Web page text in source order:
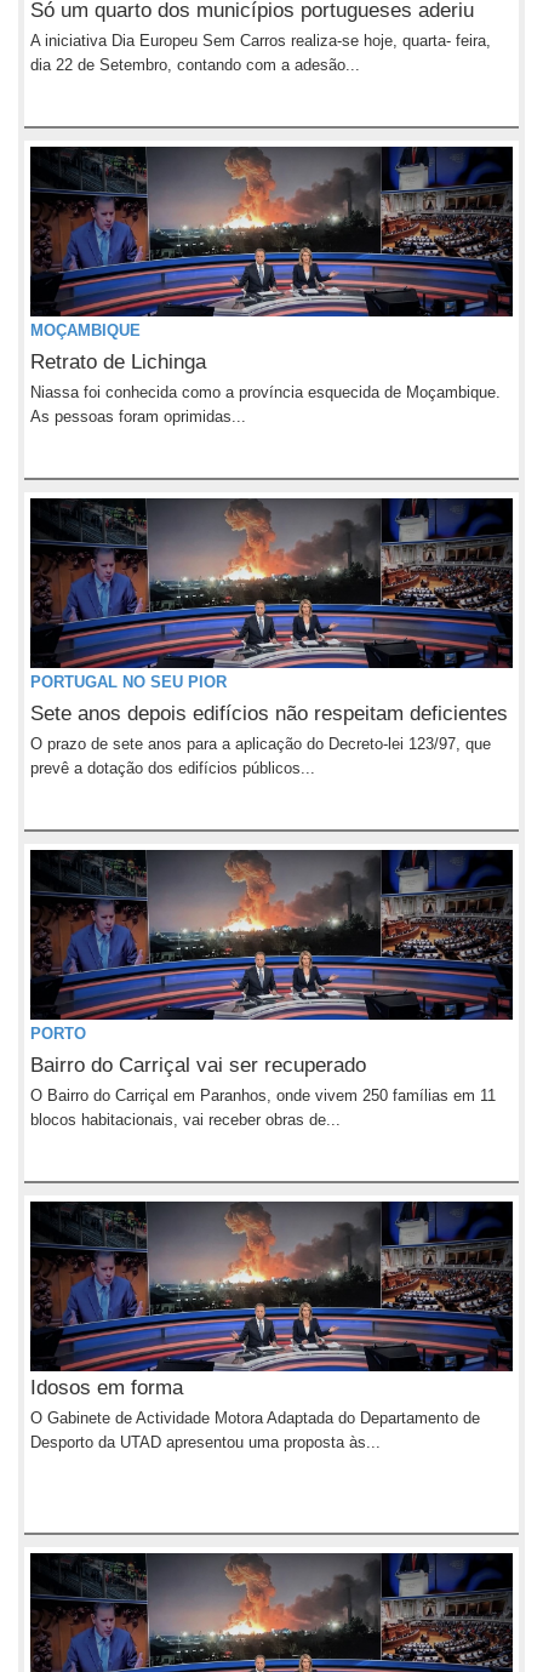
Só um quarto dos municípios portugueses aderiu
A iniciativa Dia Europeu Sem Carros realiza-se hoje, quarta- feira,
dia 22 de Setembro, contando com a adesão...
MOÇAMBIQUE
Retrato de Lichinga
Niassa foi conhecida como a província esquecida de Moçambique.
As pessoas foram oprimidas...
PORTUGAL NO SEU PIOR
Sete anos depois edifícios não respeitam deficientes
O prazo de sete anos para a aplicação do Decreto-lei 123/97, que
prevê a dotação dos edifícios públicos...
PORTO
Bairro do Carriçal vai ser recuperado
O Bairro do Carriçal em Paranhos, onde vivem 250 famílias em 11
blocos habitacionais, vai receber obras de...
Idosos em forma
O Gabinete de Actividade Motora Adaptada do Departamento de
Desporto da UTAD apresentou uma proposta às...